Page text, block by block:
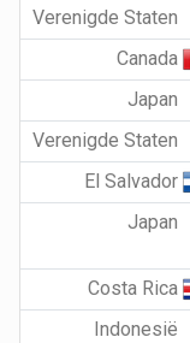
Verenigde Staten
Canada
Japan
Verenigde Staten
El Salvador
Japan
Costa Rica
Indonesië